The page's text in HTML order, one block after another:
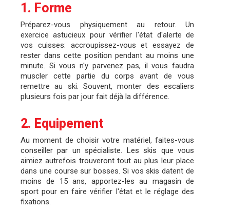
1. Forme
Préparez-vous physiquement au retour. Un
exercice astucieux pour vérifier l'état d'alerte de
vos cuisses: accroupissez-vous et essayez de
rester dans cette position pendant au moins une
minute. Si vous n'y parvenez pas, il vous faudra
muscler cette partie du corps avant de vous
remettre au ski. Souvent, monter des escaliers
plusieurs fois par jour fait déjà la différence.
2. Equipement
Au moment de choisir votre matériel, faites-vous
conseiller par un spécialiste. Les skis que vous
aimiez autrefois trouveront tout au plus leur place
dans une course sur bosses. Si vos skis datent de
moins de 15 ans, apportez-les au magasin de
sport pour en faire vérifier l'état et le réglage des
fixations.